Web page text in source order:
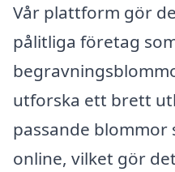
Vår plattform gör
pålitliga företag
utforska ett brett
passande blommor
online, vilket gör